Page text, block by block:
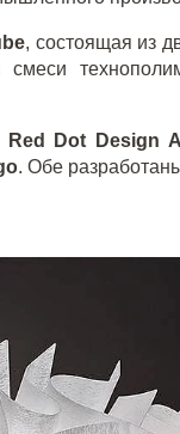
, состоящая из
Red Dot Design
. Обе